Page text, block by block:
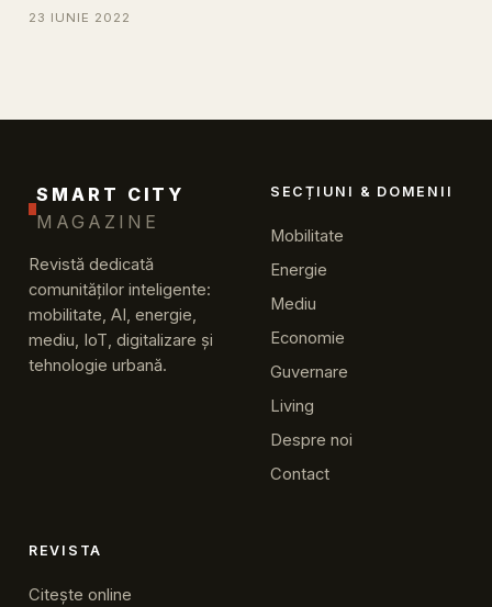
23 IUNIE 2022
SMART CITY
MAGAZINE
Revistă dedicată
comunităților inteligente:
mobilitate, AI, energie,
mediu, IoT, digitalizare și
tehnologie urbană.
SECȚIUNI & DOMENII
Mobilitate
Energie
Mediu
Economie
Guvernare
Living
Despre noi
Contact
REVISTA
Citește online